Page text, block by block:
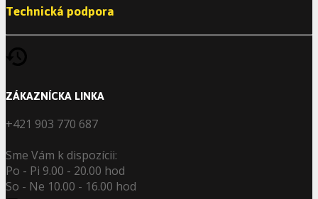
Technická podpora
ZÁKAZNÍCKA LINKA
+421 903 770 687
Sme Vám k dispozícii:
Po - Pi 9.00 - 20.00 hod
So - Ne 10.00 - 16.00 hod